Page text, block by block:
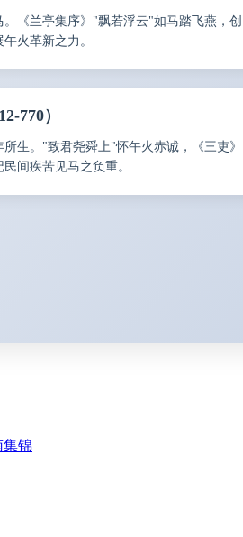
。《兰亭集序》"飘若浮云"如马踏飞燕，创
火革新之力。
770）
所生。"致君尧舜上"怀午火赤诚，《三吏》
民间疾苦见马之负重。
集锦